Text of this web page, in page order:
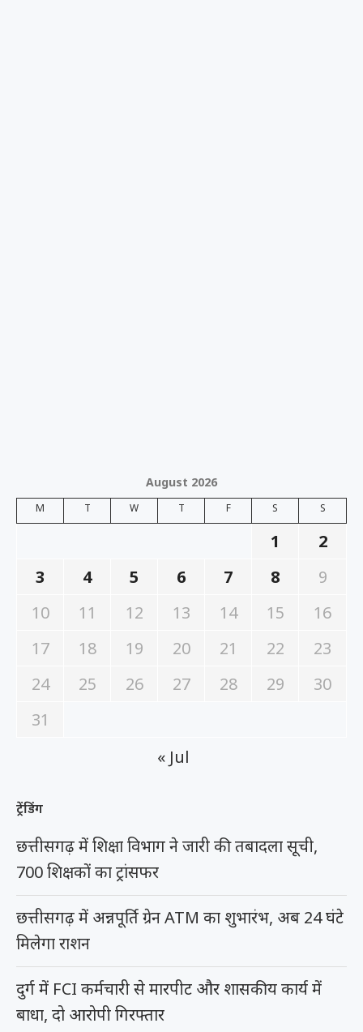
August 2026
M T W T F S S
1
2
3
4 5 6 7 8
9
10
11 12 13 14 15
16
17
18 19 20 21 22
23
24
25 26 27 28 29
30
31
« Jul
ट्रेंडिंग
छत्तीसगढ़ में शिक्षा विभाग ने जारी की तबादला सूची,
700 शिक्षकों का ट्रांसफर
छत्तीसगढ़ में अन्नपूर्ति ग्रेन ATM का शुभारंभ, अब 24 घंटे
मिलेगा राशन
दुर्ग में FCI कर्मचारी से मारपीट और शासकीय कार्य में
बाधा, दो आरोपी गिरफ्तार